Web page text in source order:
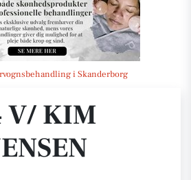
i Skanderborg
Jensen
V/ KIM